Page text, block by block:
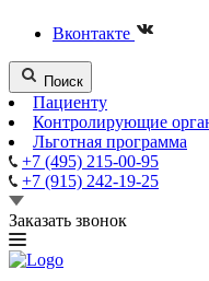
Вконтакте
Поиск
Пациенту
Контролирующие
Льготная программа
+7 (495) 215-00-95
+7 (915) 242-19-25
Заказать звонок